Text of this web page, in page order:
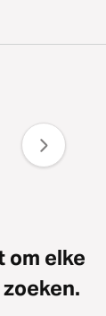
om elke